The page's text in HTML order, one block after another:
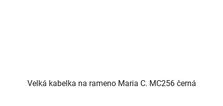
Velká kabelka na rameno Maria C. MC256 černá